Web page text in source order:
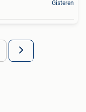
Gisteren